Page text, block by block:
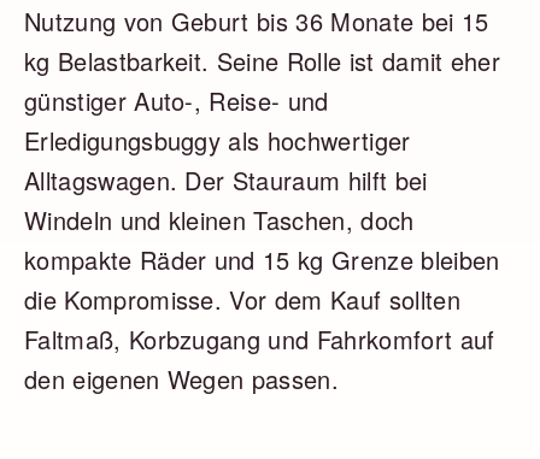
Nutzung von Geburt bis 36 Monate bei 15
kg Belastbarkeit. Seine Rolle ist damit eher
günstiger Auto-, Reise- und
Erledigungsbuggy als hochwertiger
Alltagswagen. Der Stauraum hilft bei
Windeln und kleinen Taschen, doch
kompakte Räder und 15 kg Grenze bleiben
die Kompromisse. Vor dem Kauf sollten
Faltmaß, Korbzugang und Fahrkomfort auf
den eigenen Wegen passen.